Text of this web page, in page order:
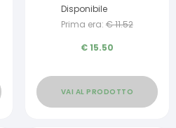
Disponibile
Prima era: €11.52
€15.50
VAI AL PRODOTTO